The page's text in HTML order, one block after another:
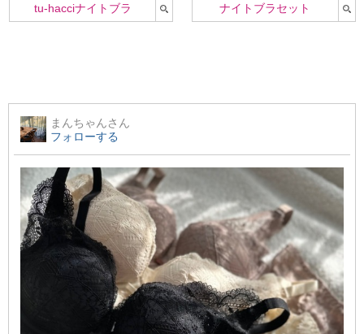
tu-hacciナイトブラ ナイトブラセット
まんちゃんさん
フォローする